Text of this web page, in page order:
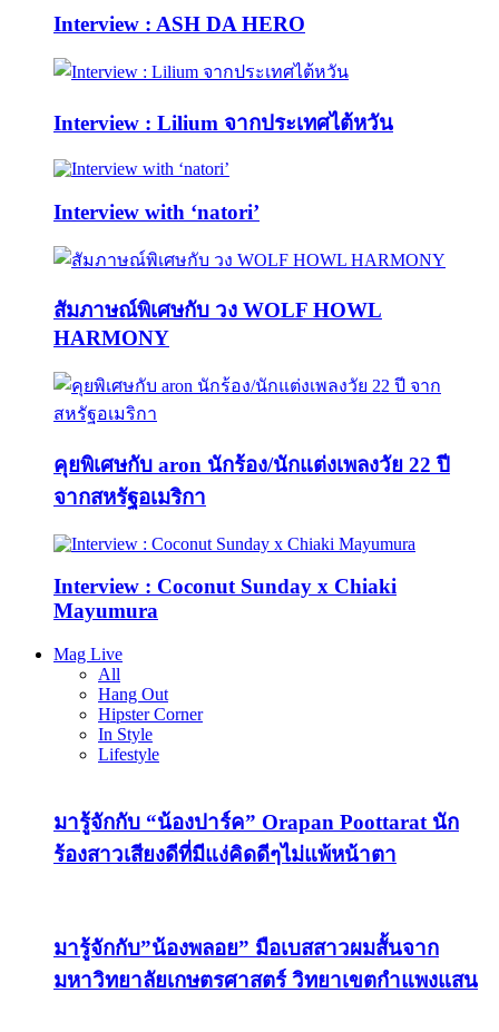
Interview : ASH DA HERO
Interview : Lilium จากประเทศไต้หวัน
Interview with ‘natori’
สัมภาษณ์พิเศษกับ วง WOLF HOWL
HARMONY
คุยพิเศษกับ aron นักร้อง/นักแต่งเพลงวัย 22 ปี
จากสหรัฐอเมริกา
Interview : Coconut Sunday x Chiaki
Mayumura
Mag Live
All
Hang Out
Hipster Corner
In Style
Lifestyle
มารู้จักกับ “น้องปาร์ค” Orapan Poottarat นัก
ร้องสาวเสียงดีที่มีแง่คิดดีๆไม่แพ้หน้าตา
มารู้จักกับ”น้องพลอย” มือเบสสาวผมสั้นจาก
มหาวิทยาลัยเกษตรศาสตร์ วิทยาเขตกำแพงแสน